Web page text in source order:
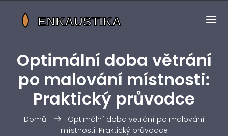
Optimální doba větrání
po malování místnosti:
Praktický průvodce
Domů
Optimální doba větrání po malování
místnosti: Praktický průvodce